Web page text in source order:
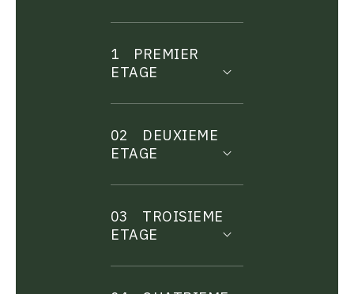
1
PREMIER
ETAGE
02
DEUXIEME
ETAGE
03
TROISIEME
ETAGE